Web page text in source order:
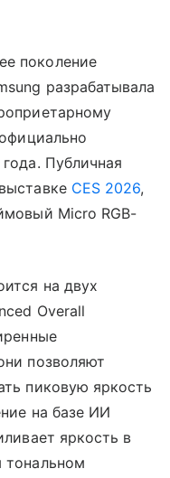
поколение
разрабатывала
Публичная
CES 2026,
Micro RGB-
на двух
Overall
позволяют
пиковую яркость
на базе ИИ
яркость в
тональном